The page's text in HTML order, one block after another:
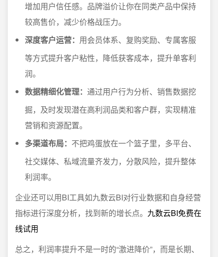
增加用户信任感。品牌溢价让你在同类产品中保持
较高售价，减少价格战压力。
深度客户运营： 用会员体系、复购奖励、专属客服
等方式提升客户粘性，降低获客成本，提升单客利
润。
数据精细化管理： 通过用户行为分析、销售数据挖
掘，及时发现潜在高利润品类和客户群，实现精准
营销和资源配置。
多渠道布局： 不把鸡蛋放在一个篮子里，多平台、
社交媒体、私域流量齐发力，分散风险，提升整体
利润率。
企业还可以用BI工具如九数云BI对行业数据和自身经营
指标进行深度分析，找到新的增长点。 九数云BI免费在
线试用
总之，利润率提升不是一时的“激进降价”，而是长期、